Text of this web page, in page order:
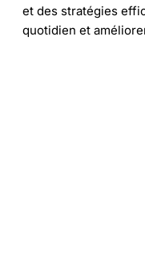
et des stratégies
quotidien et